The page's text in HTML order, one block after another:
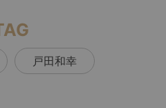
戸田和幸